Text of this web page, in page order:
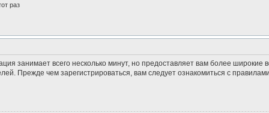
раз
занимает всего несколько минут, но предоставляет вам более
Прежде чем зарегистрироваться, вам следует ознакомиться с